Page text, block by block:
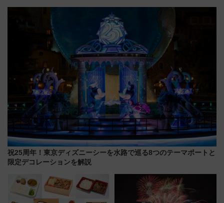
推し活を楽しもう！（2026年
定1万5000枚】
祝25周年！東京ディズニーシーを水路で巡る8つのテーマポートと
限定デコレーションを解説